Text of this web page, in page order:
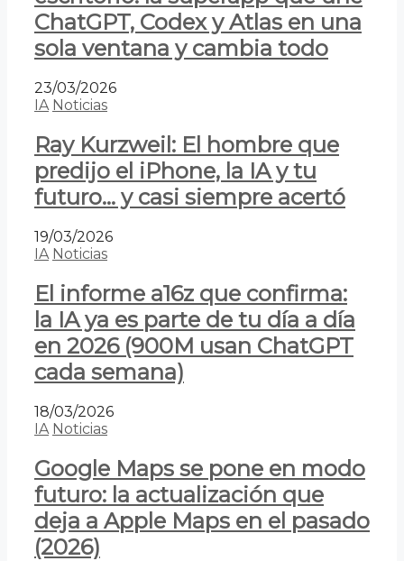
ChatGPT, Codex y Atlas en una
sola ventana y cambia todo
23/03/2026
IA Noticias
Ray Kurzweil: El hombre que
predijo el iPhone, la IA y tu
futuro… y casi siempre acertó
19/03/2026
IA Noticias
El informe a16z que confirma:
la IA ya es parte de tu día a día
en 2026 (900M usan ChatGPT
cada semana)
18/03/2026
IA Noticias
Google Maps se pone en modo
futuro: la actualización que
deja a Apple Maps en el pasado
(2026)